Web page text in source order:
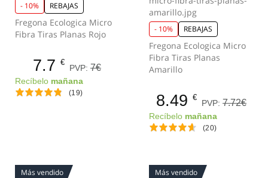
- 10% REBAJAS
Fregona Ecologica Micro
Fibra Tiras Planas Rojo
7.7 €
PVP: 7€
Recíbelo mañana
(19)
- 10% REBAJAS
Fregona Ecologica Micro
Fibra Tiras Planas
Amarillo
8.49 €
PVP: 7.72€
Recíbelo mañana
(20)
Más vendido Más vendido